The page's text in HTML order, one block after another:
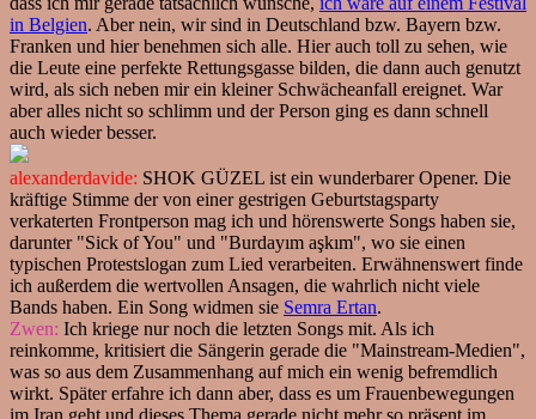
in Belgien. Aber nein, wir sind in Deutschland bzw. Bayern bzw.
Franken und hier benehmen sich alle. Hier auch toll zu sehen, wie
die Leute eine perfekte Rettungsgasse bilden, die dann auch genutzt
wird, als sich neben mir ein kleiner Schwächeanfall ereignet. War
aber alles nicht so schlimm und der Person ging es dann schnell
auch wieder besser.
alexanderdavide: SHOK GÜZEL ist ein wunderbarer Opener. Die
kräftige Stimme der von einer gestrigen Geburtstagsparty
verkaterten Frontperson mag ich und hörenswerte Songs haben sie,
darunter "Sick of You" und "Burdayım aşkım", wo sie einen
typischen Protestslogan zum Lied verarbeiten. Erwähnenswert finde
ich außerdem die wertvollen Ansagen, die wahrlich nicht viele
Bands haben. Ein Song widmen sie Semra Ertan.
Zwen: Ich kriege nur noch die letzten Songs mit. Als ich
reinkomme, kritisiert die Sängerin gerade die "Mainstream-Medien",
was so aus dem Zusammenhang auf mich ein wenig befremdlich
wirkt. Später erfahre ich dann aber, dass es um Frauenbewegungen
im Iran geht und dieses Thema gerade nicht mehr so präsent im